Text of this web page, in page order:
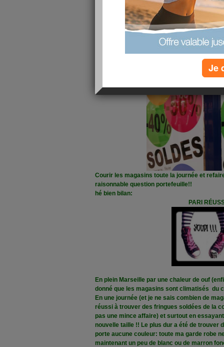
COMMENT ALLEZ
aujourd'hui fut une journée superbe et
Courir les magasins toute la journée et
raisonnable question portefeuille!!
hé bien bilan:
PARI
En plein Marseille par une chaleur de ouf
donné que les magasins sont climatisés du
En une journée (et je ne sais combien de
réussi à trouver des fringues soldées de la
pas une mince affaire) et surtout en
nouvelle taille !! Le plus dur a été de trouver
porte aucune couleur: toute ma garde robe
maintenant un peu de blanc ou de marron
Je